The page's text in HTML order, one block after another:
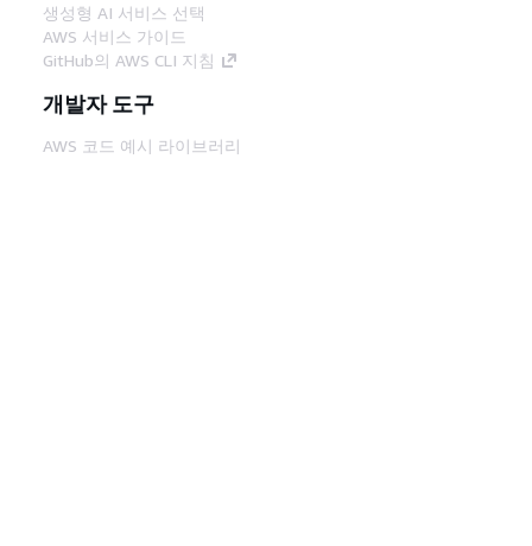
생성형 AI 서비스 선택
AWS 서비스 가이드
GitHub의 AWS CLI 지침
개발자 도구
AWS 코드 예시 라이브러리